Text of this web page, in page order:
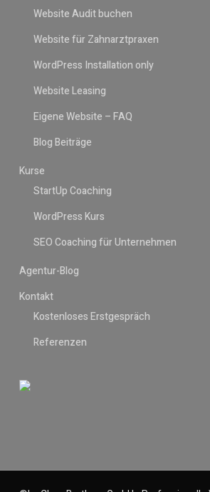
Website Audit buchen
Website für Zahnarztpraxen
WordPress Installation only
Website Leasing
Eigene Website – FAQ
Blog Beiträge
Kurse
StartUp Coaching
WordPress Kurs
SEO Coaching für Unternehmen
Agentur-Blog
Kontakt
Kostenloses Erstgespräch
Referenzen